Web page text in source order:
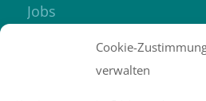
Cookie-
verwalten
Jobs